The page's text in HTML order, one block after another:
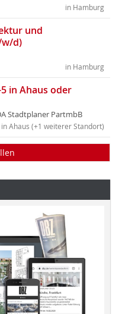
in Hamburg
und
d)
in Hamburg
in Ahaus oder
Stadtplaner PartmbB
in Ahaus (+1 weiterer Standort)